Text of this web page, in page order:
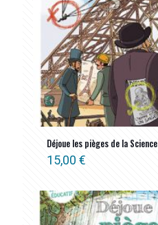
Déjoue les pièges de la Science
15,00 €